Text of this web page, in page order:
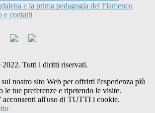
e la prima pedagogia del Flamenco
e contatti
Tutti i diritti riservati.
nostro sito Web per offrirti l'esperienza più
le tue preferenze e ripetendo le visite.
acconsenti all'uso di TUTTI i cookie.